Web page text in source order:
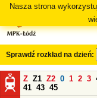
Nasza strona
Sprawdź rozkład na dzień:
Z Z1 Z2 0 1 2 3
41 43 45